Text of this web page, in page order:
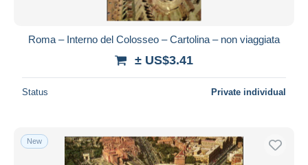
Roma – Interno del Colosseo – Cartolina – non viaggiata
± US$3.41
Status Private individual
New